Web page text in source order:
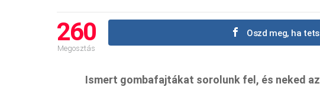
260
Megosztás
Oszd meg, ha
Ismert gombafajtákat sorolunk fel, és neked